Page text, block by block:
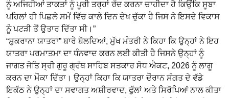
ਨੂੰ ਅਜਿਹੀਆਂ ਤਾਕਤਾਂ ਨੂੰ ਪੂਰੀ ਤਰ੍ਹਾਂ ਰੱਦ ਕਰਨਾ ਚਾਹੀਦਾ ਹੈ ਕਿਉਂਕਿ ਸੂਬਾ
ਪਹਿਲਾਂ ਹੀ ਪਿਛਲੇ ਸਮੇਂ ਵਿੱਚ ਕਾਲੇ ਦਿਨ ਦੇਖ ਚੁੱਕਾ ਹੈ ਜਿਸ ਨੇ ਇਸਦੇ ਵਿਕਾਸ
ਨੂੰ ਪਟੜੀ ਤੋਂ ਉਤਾਰ ਦਿੱਤਾ ਸੀ।”
“ਸ਼ੁਕਰਾਨਾ ਯਾਤਰਾ” ਬਾਰੇ ਬੋਲਦਿਆਂ, ਮੁੱਖ ਮੰਤਰੀ ਨੇ ਕਿਹਾ ਕਿ ਉਨ੍ਹਾਂ ਨੇ ਇਹ
ਯਾਤਰਾ ਪਰਮਾਤਮਾ ਦਾ ਧੰਨਵਾਦ ਕਰਨ ਲਈ ਕੀਤੀ ਹੈ ਜਿਸਨੇ ਉਨ੍ਹਾਂ ਨੂੰ
ਜਾਗਤ ਜੋਤਿ ਸ੍ਰੀ ਗੁਰੂ ਗ੍ਰੰਥ ਸਾਹਿਬ ਸਤਕਾਰ ਸੋਧ ਐਕਟ, 2026 ਨੂੰ ਲਾਗੂ
ਕਰਨ ਦਾ ਮੌਕਾ ਦਿੱਤਾ। ਉਨ੍ਹਾਂ ਕਿਹਾ ਕਿ ਯਾਤਰਾ ਦੌਰਾਨ ਸੰਗਤ ਦੇ ਵੱਡੇ
ਇਕੱਠ ਨੇ ਉਨ੍ਹਾਂ ਦਾ ਸਵਾਗਤ ਅਸ਼ੀਰਵਾਦ, ਫੁੱਲਾਂ ਅਤੇ ਸਿਰੋਪਿਆਂ ਨਾਲ ਕੀਤਾ